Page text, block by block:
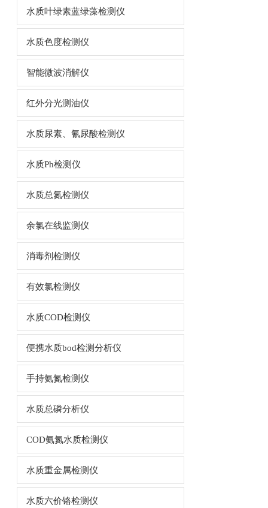
水质叶绿素蓝绿藻检测仪
水质色度检测仪
智能微波消解仪
红外分光测油仪
水质尿素、氰尿酸检测仪
水质Ph检测仪
水质总氮检测仪
余氯在线监测仪
消毒剂检测仪
有效氯检测仪
水质COD检测仪
便携水质bod检测分析仪
手持氨氮检测仪
水质总磷分析仪
COD氨氮水质检测仪
水质重金属检测仪
水质六价铬检测仪